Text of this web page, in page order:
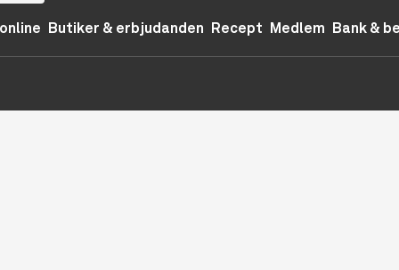
Butiker & erbjudanden Recept Medlem Bank &